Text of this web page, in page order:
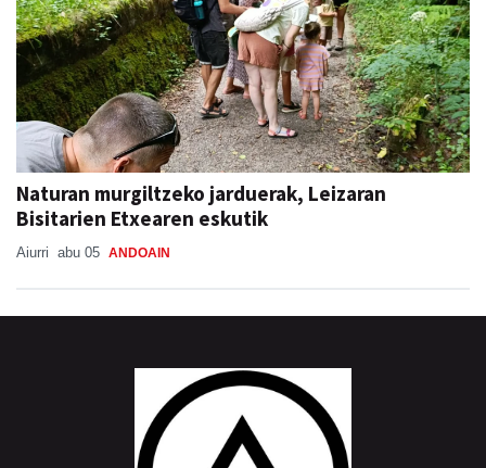
Naturan murgiltzeko jarduerak, Leizaran
Bisitarien Etxearen eskutik
Aiurri abu 05 ANDOAIN